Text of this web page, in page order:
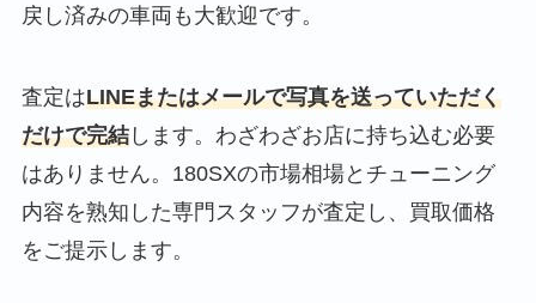
戻し済みの車両も大歓迎です。
査定はLINEまたはメールで写真を送っていただく
だけで完結します。わざわざお店に持ち込む必要
はありません。180SXの市場相場とチューニング
内容を熟知した専門スタッフが査定し、買取価格
をご提示します。